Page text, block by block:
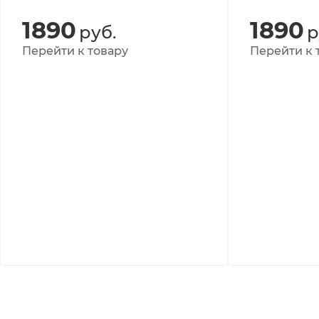
1890 руб.
Перейти к товару
1890
Перейти к